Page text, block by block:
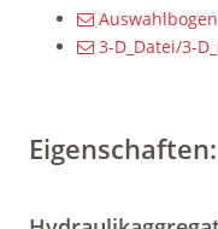
3-D_Datei/3-
Eigenschaften: